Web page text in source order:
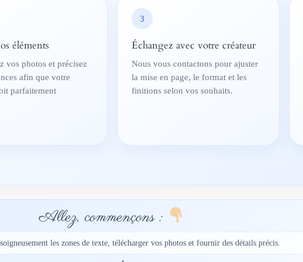
éléments
vos photos et précisez
afin que votre
parfaitement
3
Échangez avec votre créateur
Nous vous contactons pour ajuster
la mise en page, le format et les
finitions selon vos souhaits.
Allez, commençons :
les zones de texte, télécharger vos photos et fournir des détails précis.